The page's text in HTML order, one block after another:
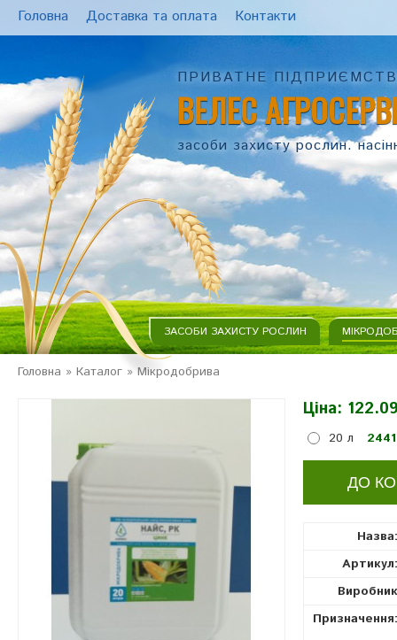
ПРИВАТНЕ
ВЕЛЕС
засоби захисту рослин.
Головна Доставка та оплата Контакти
ЗАСОБИ ЗАХИСТУ РОСЛИН
Головна » Каталог » Мікродобрива
Ціна:
20 л
Назва:
Артикул:
Виробник
Призначення: